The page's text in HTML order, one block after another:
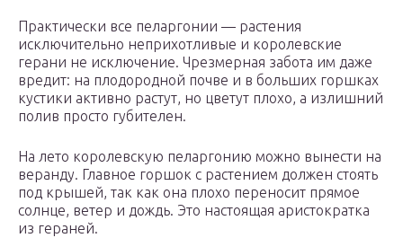
Практически все пеларгонии — растения
исключительно неприхотливые и королевские
герани не исключение. Чрезмерная забота им даже
вредит: на плодородной почве и в больших горшках
кустики активно растут, но цветут плохо, а излишний
полив просто губителен.
На лето королевскую пеларгонию можно вынести на
веранду. Главное горшок с растением должен стоять
под крышей, так как она плохо переносит прямое
солнце, ветер и дождь. Это настоящая аристократка
из гераней.